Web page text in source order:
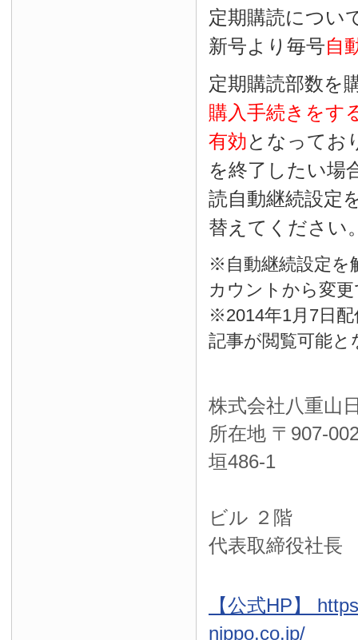
定期購読につい
新号より毎号自
定期購読部数を
購入手続きをす
有効となってお
を終了したい場
読自動継続設定
替えてください
※自動継続設定を
カウントから変
※2014年1月7日
記事が閲覧可能
株式会社八重山
所在地 〒 907-
垣486-1
ビル ２階
代表取締役社
【公式HP】
nippo.co.jp/